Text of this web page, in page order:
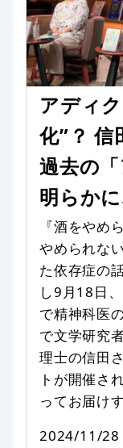
アディ
化”？ 信
過去の
明らか
『酒をやめ
やめられな
た依存症の
し9月18日
で精神科医
で文学研究
理士の信田
トが開催さ
ってお届けす
2024/11/28